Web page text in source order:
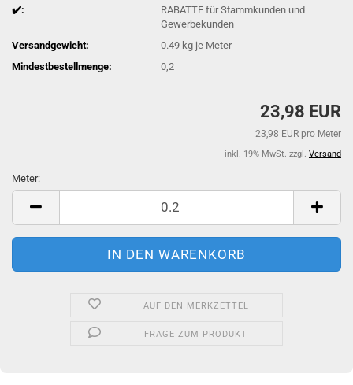
✔️:
RABATTE für Stammkunden und
Gewerbekunden
Versandgewicht:
0.49 kg je Meter
Mindestbestellmenge:
0,2
23,98 EUR
23,98 EUR pro Meter
inkl. 19% MwSt. zzgl. Versand
Meter:
Meter
AUF DEN MERKZETTEL
FRAGE ZUM PRODUKT